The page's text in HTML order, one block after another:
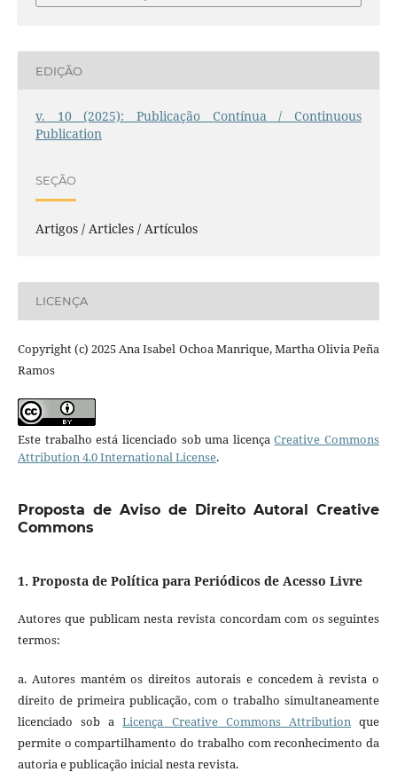
EDIÇÃO
v. 10 (2025): Publicação Contínua / Continuous
Publication
SEÇÃO
Artigos / Articles / Artículos
LICENÇA
Copyright (c) 2025 Ana Isabel Ochoa Manrique, Martha Olivia Peña
Ramos
Este trabalho está licenciado sob uma licençaCreative Commons
Attribution 4.0 International License.
Proposta de Aviso de Direito Autoral Creative
Commons
1. Proposta de Política para Periódicos de Acesso Livre
Autores que publicam nesta revista concordam com os seguintes
termos:
a. Autores mantém os direitos autorais e concedem à revista o
direito de primeira publicação, com o trabalho simultaneamente
licenciado sob aLicença Creative Commons Attribution que
permite o compartilhamento do trabalho com reconhecimento da
autoria e publicação inicial nesta revista.